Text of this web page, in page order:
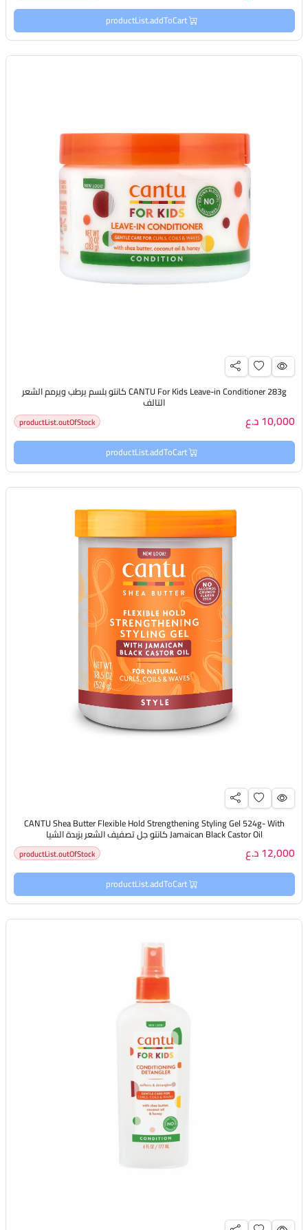
productList.addToCart
CANTU For Kids Leave-in Conditioner 283g كانتو بلسم يرطب ويرمم الشعر
التالف
10,000 د.ع productList.outOfStock
productList.addToCart
CANTU Shea Butter Flexible Hold Strengthening Styling Gel 524g- With
Jamaican Black Castor Oil كانتو جل تصفيف الشعر بزبدة الشيا
12,000 د.ع productList.outOfStock
productList.addToCart